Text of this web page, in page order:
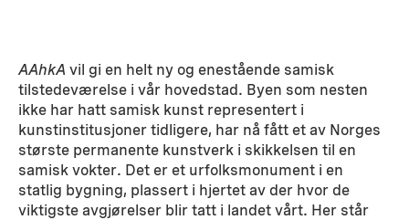
AAhkA vil gi en helt ny og enestående samisk
tilstedeværelse i vår hovedstad. Byen som nesten
ikke har hatt samisk kunst representert i
kunstinstitusjoner tidligere, har nå fått et av Norges
største permanente kunstverk i skikkelsen til en
samisk vokter. Det er et urfolksmonument i en
statlig bygning, plassert i hjertet av der hvor de
viktigste avgjørelser blir tatt i landet vårt. Her står